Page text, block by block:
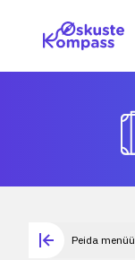
Peida menüü